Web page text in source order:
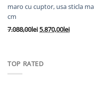
fost:
este:
maro cu cuptor, usa sticla
cm
7.088,00leiPrețul
7.088,00lei.
5.870,00leiPrețul
TOP RATED